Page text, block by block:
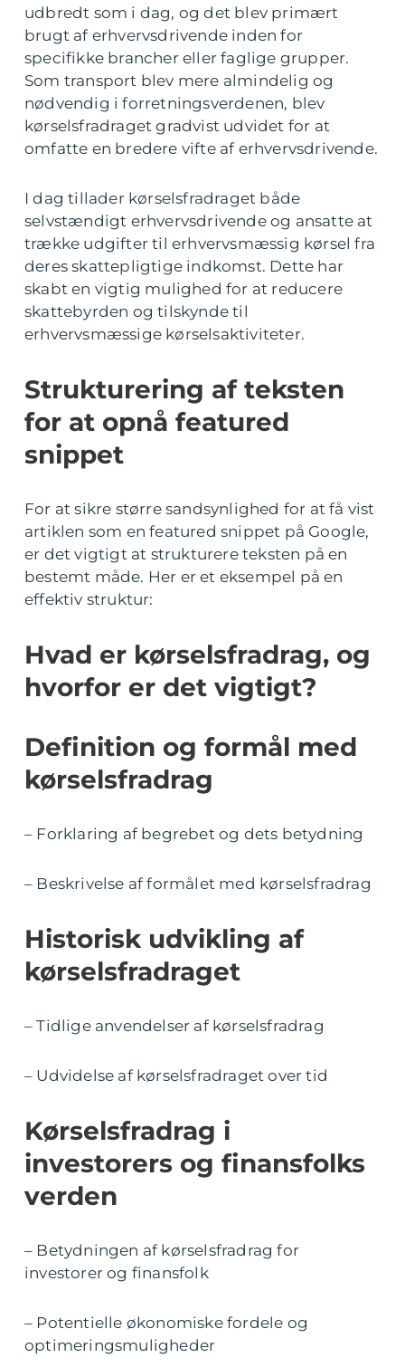
udbredt som i dag, og det blev primært
brugt af erhvervsdrivende inden for
specifikke brancher eller faglige grupper.
Som transport blev mere almindelig og
nødvendig i forretningsverdenen, blev
kørselsfradraget gradvist udvidet for at
omfatte en bredere vifte af erhvervsdrivende.
I dag tillader kørselsfradraget både
selvstændigt erhvervsdrivende og ansatte at
trække udgifter til erhvervsmæssig kørsel fra
deres skattepligtige indkomst. Dette har
skabt en vigtig mulighed for at reducere
skattebyrden og tilskynde til
erhvervsmæssige kørselsaktiviteter.
Strukturering af teksten
for at opnå featured
snippet
For at sikre større sandsynlighed for at få vist
artiklen som en featured snippet på Google,
er det vigtigt at strukturere teksten på en
bestemt måde. Her er et eksempel på en
effektiv struktur:
Hvad er kørselsfradrag, og
hvorfor er det vigtigt?
Definition og formål med
kørselsfradrag
– Forklaring af begrebet og dets betydning
– Beskrivelse af formålet med kørselsfradrag
Historisk udvikling af
kørselsfradraget
– Tidlige anvendelser af kørselsfradrag
– Udvidelse af kørselsfradraget over tid
Kørselsfradrag i
investorers og finansfolks
verden
– Betydningen af kørselsfradrag for
investorer og finansfolk
– Potentielle økonomiske fordele og
optimeringsmuligheder